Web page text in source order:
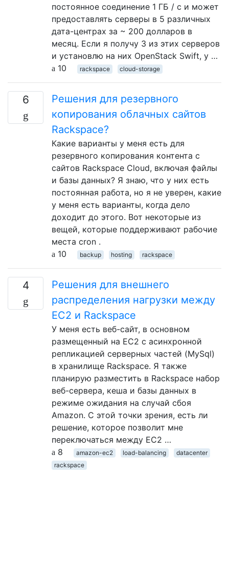
постоянное соединение 1 ГБ / с и может
предоставлять серверы в 5 различных
дата-центрах за ~ 200 долларов в
месяц. Если я получу 3 из этих серверов
и установлю на них OpenStack Swift, у …
10
rackspace cloud-storage
6
Решения для резервного
копирования облачных сайтов
Rackspace?
Какие варианты у меня есть для
резервного копирования контента с
сайтов Rackspace Cloud, включая файлы
и базы данных? Я знаю, что у них есть
постоянная работа, но я не уверен, какие
у меня есть варианты, когда дело
доходит до этого. Вот некоторые из
вещей, которые поддерживают рабочие
места cron .
10
backup hosting rackspace
4
Решения для внешнего
распределения нагрузки между
EC2 и Rackspace
У меня есть веб-сайт, в основном
размещенный на EC2 с асинхронной
репликацией серверных частей (MySql)
в хранилище Rackspace. Я также
планирую разместить в Rackspace набор
веб-сервера, кеша и базы данных в
режиме ожидания на случай сбоя
Amazon. С этой точки зрения, есть ли
решение, которое позволит мне
переключаться между EC2 …
8
amazon-ec2 load-balancing
datacenter
rackspace